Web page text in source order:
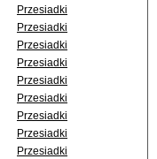
Przesiadki
Przesiadki
Przesiadki
Przesiadki
Przesiadki
Przesiadki
Przesiadki
Przesiadki
Przesiadki